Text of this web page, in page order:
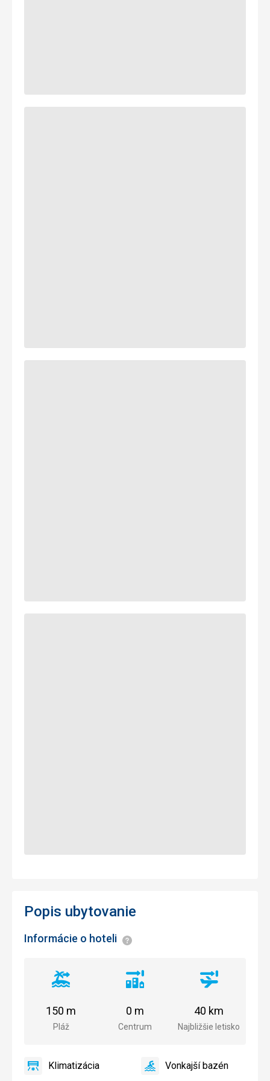
Popis ubytovanie
Informácie o hoteli Informácie
Vzdialenosť
pláže
Pláž
150 m
Vzdialenosť
centra
Centrum
0 m
Vzdialenosť
letiska
Najbližšie letisko
40 km
Klimatizácia
Klimatizácia
áno
VonkajšíVonkajší bazén
áno